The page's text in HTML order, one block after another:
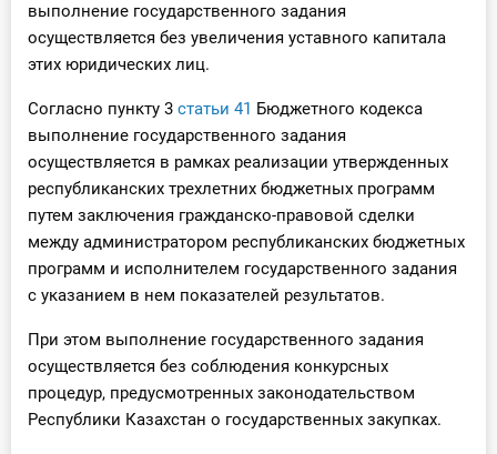
выполнение государственного задания
осуществляется без увеличения уставного капитала
этих юридических лиц.
Согласно пункту 3 статьи 41 Бюджетного кодекса
выполнение государственного задания
осуществляется в рамках реализации утвержденных
республиканских трехлетних бюджетных программ
путем заключения гражданско-правовой сделки
между администратором республиканских бюджетных
программ и исполнителем государственного задания
с указанием в нем показателей результатов.
При этом выполнение государственного задания
осуществляется без соблюдения конкурсных
процедур, предусмотренных законодательством
Республики Казахстан о государственных закупках.